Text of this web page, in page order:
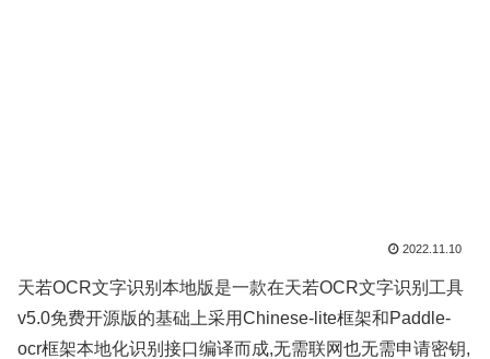
2022.11.10
天若OCR文字识别本地版是一款在天若OCR文字识别工具
v5.0免费开源版的基础上采用Chinese-lite框架和Paddle-
ocr框架本地化识别接口编译而成,无需联网也无需申请密钥,